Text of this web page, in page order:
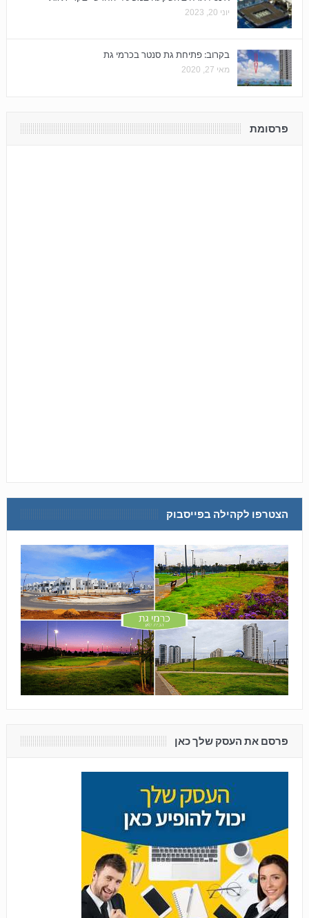
יוני 20, 2023
בקרוב: פתיחת גת סנטר בכרמי גת
מאי 27, 2020
פרסומת
הצטרפו לקהילה בפייסבוק
פרסם את העסק שלך כאן